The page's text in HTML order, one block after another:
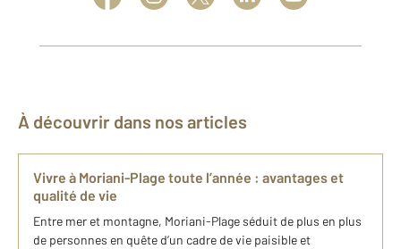
À découvrir dans nos articles
Vivre à Moriani-Plage toute l’année : avantages et
qualité de vie
Entre mer et montagne, Moriani-Plage séduit de plus en plus
de personnes en quête d’un cadre de vie paisible et